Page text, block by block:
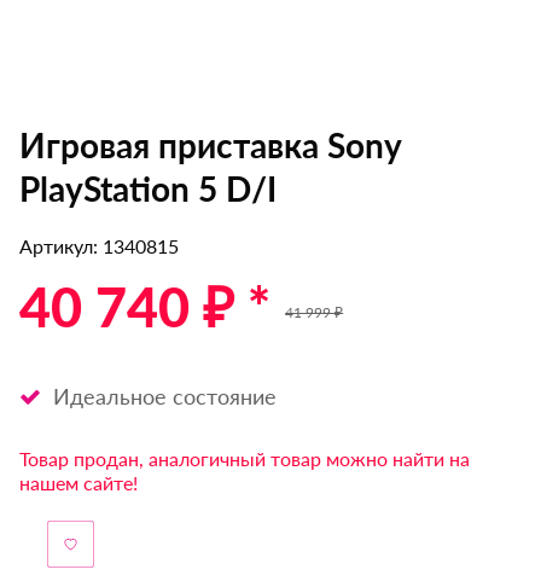
Игровая приставка Sony
PlayStation 5 D/I
Артикул: 1340815
40 740 ₽ * 41 999 ₽
Идеальное состояние
Товар продан, аналогичный товар можно найти на
нашем сайте!